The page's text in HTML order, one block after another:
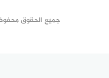
جميع الحقوق محفوظة